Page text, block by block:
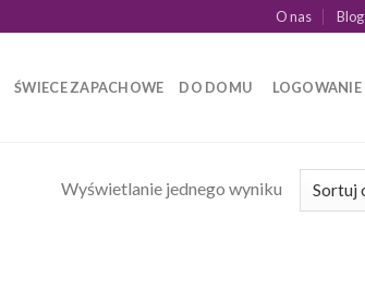
O nas Blog
ŚWIECE ZAPACHOWE DO DOMU LOGOWANIE
Wyświetlanie jednego wyniku